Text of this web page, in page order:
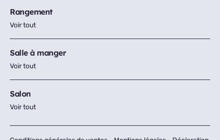
Rangement
Voir tout
Salle à manger
Voir tout
Salon
Voir tout